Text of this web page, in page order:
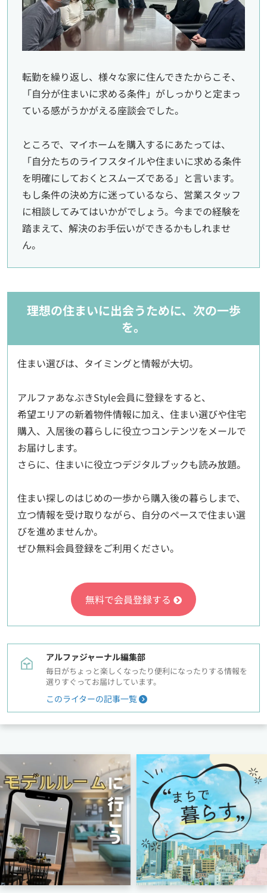
転勤を繰り返し、様々な家に住んできたからこそ、
「自分が住まいに求める条件」がしっかりと定まっ
ている感がうかがえる座談会でした。
ところで、マイホームを購入するにあたっては、
「自分たちのライフスタイルや住まいに求める条件
を明確にしておくとスムーズである」と言います。
もし条件の決め方に迷っているなら、営業スタッフ
に相談してみてはいかがでしょう。今までの経験を
踏まえて、解決のお手伝いができるかもしれませ
ん。
理想の住まいに出会うために、次の一歩
を。
住まい選びは、タイミングと情報が大切。
アルファあなぶきStyle会員に登録をすると、
希望エリアの新着物件情報に加え、住まい選びや住宅
購入、入居後の暮らしに役立つコンテンツをメールで
お届けします。
さらに、住まいに役立つデジタルブックも読み放題。
住まい探しのはじめの一歩から購入後の暮らしまで、
立つ情報を受け取りながら、自分のペースで住まい選
びを進めませんか。
ぜひ無料会員登録をご利用ください。
無料で会員登録する
アルファジャーナル編集部
毎日がちょっと楽しくなったり便利になったりする情報を
選りすぐってお届けしています。
このライターの記事一覧